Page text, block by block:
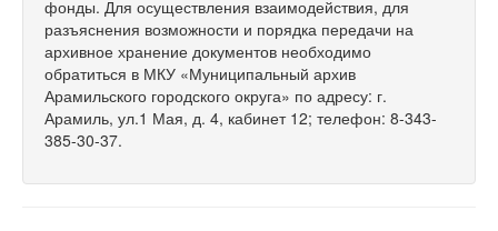
фонды. Для осуществления взаимодействия, для
разъяснения возможности и порядка передачи на
архивное хранение документов необходимо
обратиться в МКУ «Муниципальный архив
Арамильского городского округа» по адресу: г.
Арамиль, ул.1 Мая, д. 4, кабинет 12; телефон: 8-343-
385-30-37.